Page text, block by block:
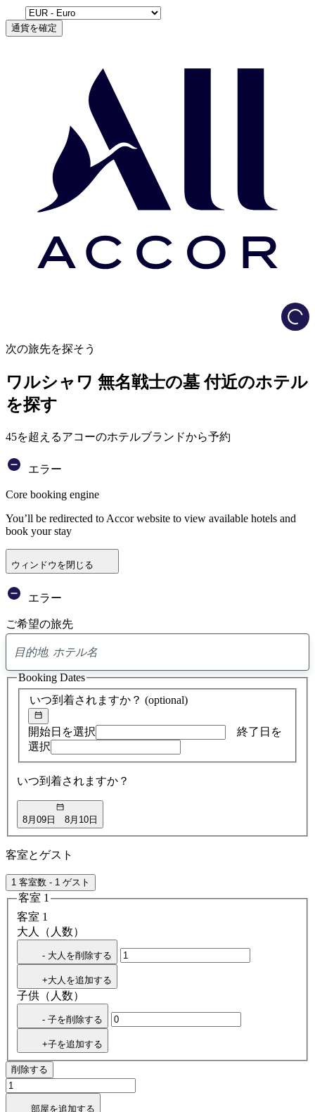
通貨を確定
次の旅先を探そう
ワルシャワ 無名戦士の墓 付近のホテル
を探す
45を超えるアコーのホテルブランドから予約
エラー
Core booking engine
You’ll be redirected to Accor website to view available hotels and
book your stay
ウィンドウを閉じる
エラー
ご希望の旅先
ア
ド
バ
イ
検
索
いつ到着されますか？ (optional)
開始日を選択
終了日を
選択
いつ到着されますか？
8月09日 8月10日
Booking Dates
客室とゲスト
1 客室数 - 1 ゲスト
客室 1
客室 1
大人（人数）
- 大人を削除する
+大人を追加する
子供（人数）
- 子を削除する
+子を追加する
削除する
部屋を追加する